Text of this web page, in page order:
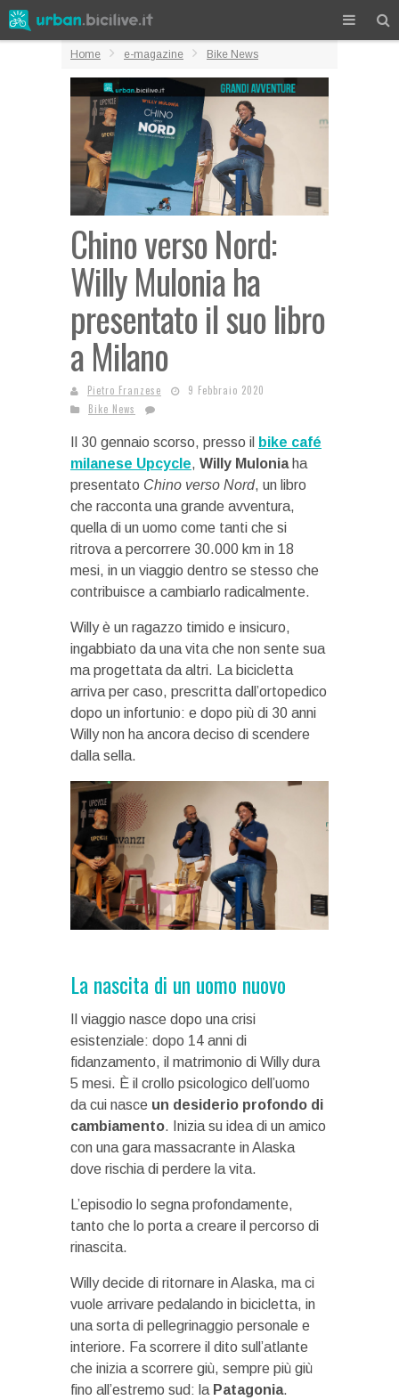
Home e-magazine Bike News
Chino verso Nord:
Willy Mulonia ha
presentato il suo libro
a Milano
Pietro Franzese
9 Febbraio 2020
Bike News
Il 30 gennaio scorso, presso il bike café
milanese Upcycle, Willy Muloniaha
presentato Chino verso Nord, un libro
che racconta una grande avventura,
quella di un uomo come tanti che si
ritrova a percorrere 30.000 km in 18
mesi, in un viaggio dentro se stesso che
contribuisce a cambiarlo radicalmente.
Willy è un ragazzo timido e insicuro,
ingabbiato da una vita che non sente sua
ma progettata da altri. La bicicletta
arriva per caso, prescritta dall’ortopedico
dopo un infortunio: e dopo più di 30 anni
Willy non ha ancora deciso di scendere
dalla sella.
La nascita di un uomo nuovo
Il viaggio nasce dopo una crisi
esistenziale: dopo 14 anni di
fidanzamento, il matrimonio di Willy dura
5 mesi. È il crollo psicologico dell’uomo
da cui nasce un desiderio profondo di
cambiamento. Inizia su idea di un amico
con una gara massacrante in Alaska
dove rischia di perdere la vita.
L’episodio lo segna profondamente,
tanto che lo porta a creare il percorso di
rinascita.
Willy decide di ritornare in Alaska, ma ci
vuole arrivare pedalando in bicicletta, in
una sorta di pellegrinaggio personale e
interiore. Fa scorrere il dito sull’atlante
che inizia a scorrere giù, sempre più giù
fino all’estremo sud: la Patagonia.